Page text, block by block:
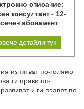
списание:
консултант - 12-
абонамент
детайли тук
изпитват по-голямо
ги прави по-
и ги правят по-